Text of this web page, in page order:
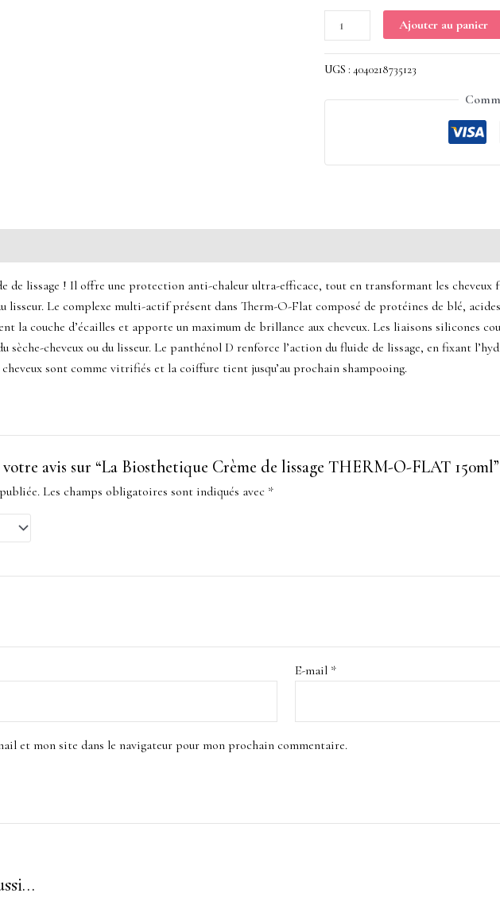
Ajouter au panier
UGS : 4040218735123
de lissage ! Il offre une protection anti-chaleur ultra-efficace, tout en transformant les cheveux
lisseur. Le complexe multi-actif présent dans Therm-O-Flat composé de protéines de blé,
la couche d’écailles et apporte un maximum de brillance aux cheveux. Les liaisons silicones
sèche-cheveux ou du lisseur. Le panthénol D renforce l’action du fluide de lissage, en fixant
sont comme vitrifiés et la coiffure tient jusqu’au prochain shampooing.
votre avis sur “La Biosthetique Crème de lissage THERM-O-FLAT 150ml”
Les champs obligatoires sont indiqués avec *
E-mail *
et mon site dans le navigateur pour mon prochain commentaire.